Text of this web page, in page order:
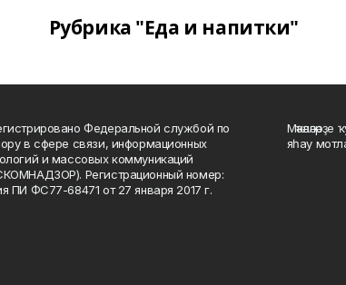
Рубрика "Еда и напитки"
Федеральной службой по
в сфере связи, информационных
и массовых коммуникаций
Регистрационный номер:
ПИ ФС77-68471 от 27 января 2017 г.
яһау